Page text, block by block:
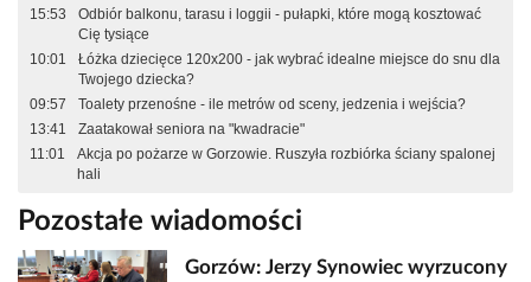
15:53
Odbiór balkonu, tarasu i loggii - pułapki, które mogą kosztować
Cię tysiące
10:01
Łóżka dziecięce 120x200 - jak wybrać idealne miejsce do snu dla
Twojego dziecka?
09:57
Toalety przenośne - ile metrów od sceny, jedzenia i wejścia?
13:41
Zaatakował seniora na "kwadracie"
11:01
Akcja po pożarze w Gorzowie. Ruszyła rozbiórka ściany spalonej
hali
Pozostałe wiadomości
Gorzów: Jerzy Synowiec wyrzucony